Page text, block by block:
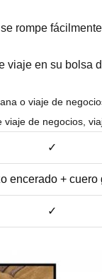
rompe
viaje en su bolsa
o viaje de
de negocios,
✓
encerado + cuero
✓